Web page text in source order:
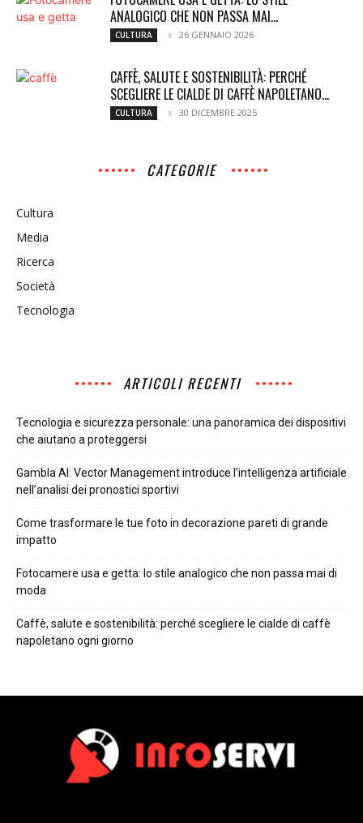
ANALOGICO CHE NON PASSA MAI...
CULTURA 26 GENNAIO 2026
CAFFÈ, SALUTE E SOSTENIBILITÀ: PERCHÉ
SCEGLIERE LE CIALDE DI CAFFÈ NAPOLETANO...
CULTURA 30 DICEMBRE 2025
CATEGORIE
Cultura
Media
Ricerca
Società
Tecnologia
ARTICOLI RECENTI
Tecnologia e sicurezza personale: una panoramica dei dispositivi
che aiutano a proteggersi
Gambla AI: Vector Management introduce l’intelligenza artificiale
nell’analisi dei pronostici sportivi
Come trasformare le tue foto in decorazione pareti di grande
impatto
Fotocamere usa e getta: lo stile analogico che non passa mai di
moda
Caffè, salute e sostenibilità: perché scegliere le cialde di caffè
napoletano ogni giorno